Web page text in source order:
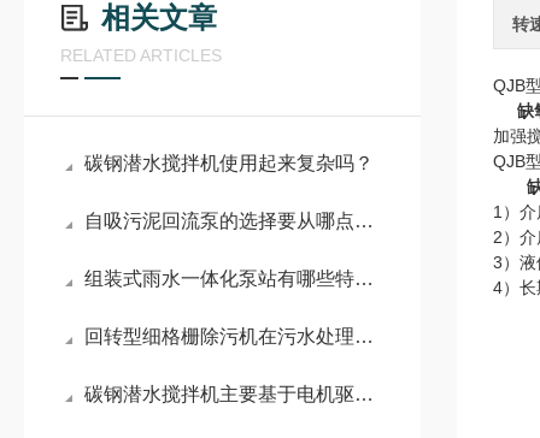
相关文章
RELATED ARTICLES
碳钢潜水搅拌机使用起来复杂吗？
自吸污泥回流泵的选择要从哪点入手？
组装式雨水一体化泵站有哪些特点呢？来看看吧
回转型细格栅除污机在污水处理中发挥着哪些作用
碳钢潜水搅拌机主要基于电机驱动叶轮旋转这一核心原理
转
QJB
缺
加强
QJB
1）
2）
3）
4）